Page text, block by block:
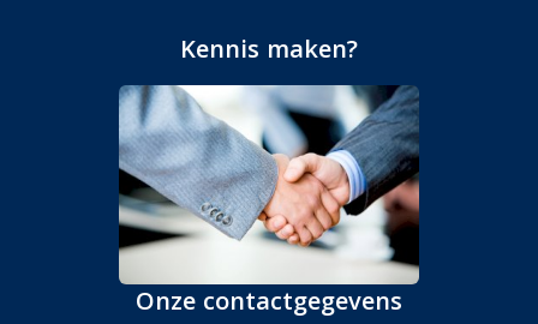
Kennis maken?
Onze contactgegevens